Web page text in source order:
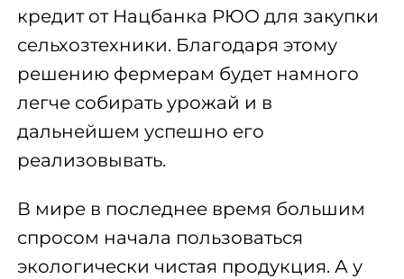
кредит от Нацбанка РЮО для закупки
сельхозтехники. Благодаря этому
решению фермерам будет намного
легче собирать урожай и в
дальнейшем успешно его
реализовывать.
В мире в последнее время большим
спросом начала пользоваться
экологически чистая продукция. А у